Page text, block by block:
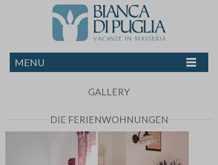
MENU
GALLERY
DIE FERIENWOHNUNGEN